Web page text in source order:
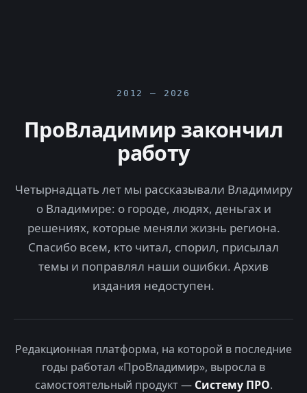
2012 — 2026
ПроВладимир закончил
работу
Четырнадцать лет мы рассказывали Владимиру
о Владимире: о городе, людях, деньгах и
решениях, которые меняли жизнь региона.
Спасибо всем, кто читал, спорил, присылал
темы и поправлял наши ошибки. Архив
издания недоступен.
Редакционная платформа, на которой в последние
годы работал «ПроВладимир», выросла в
самостоятельный продукт — Систему ПРО.